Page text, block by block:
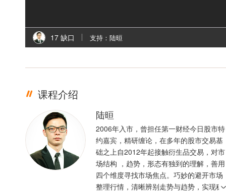
17 缺口 支持：陆晅
课程介绍
陆晅
2006年入市，曾担任第一财经今日股市特
约嘉宾，精研缠论，在多年的股市交易基
础之上自2012年起接触衍生品交易，对市
场结构 ，趋势，形态有独到的理解，善用
四个维度寻找市场焦点。巧妙的避开市场
整理行情，清晰辨别走势与趋势，实现稳